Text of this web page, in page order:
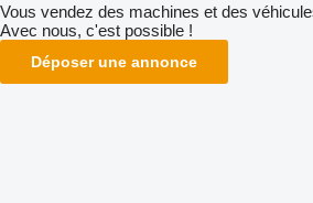
Vous vendez des machines et des
Avec nous, c'est possible !
Déposer une annonce